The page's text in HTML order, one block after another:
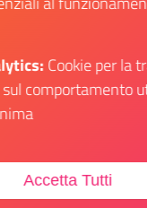
Cookie per la
comportamento
Accetta Tutti